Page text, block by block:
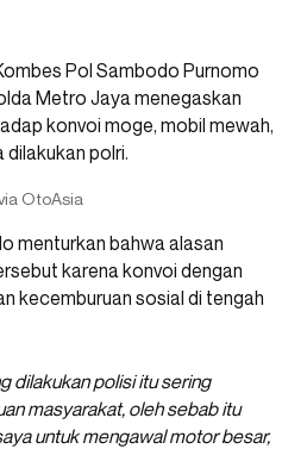
OtoAsia
menturkan bahwa alasan
karena konvoi dengan
kecemburuan sosial di tengah
dilakukan polisi itu sering
masyarakat, oleh sebab itu
untuk mengawal motor besar,